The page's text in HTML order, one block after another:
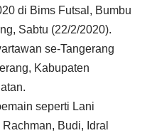
di Bims Futsal, Bumbu
Sabtu (22/2/2020).
se-Tangerang
Kabupaten
seperti Lani
Budi, Idral